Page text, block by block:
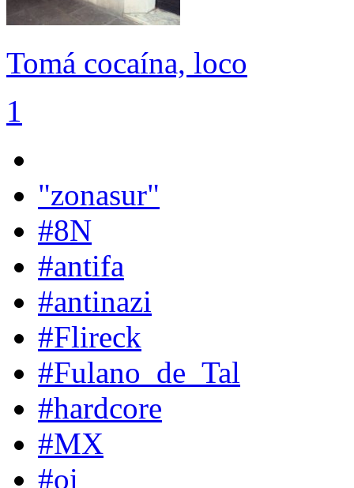
Tomá cocaína, loco
1
"zonasur"
#8N
#antifa
#antinazi
#Flireck
#Fulano_de_Tal
#hardcore
#MX
#oi